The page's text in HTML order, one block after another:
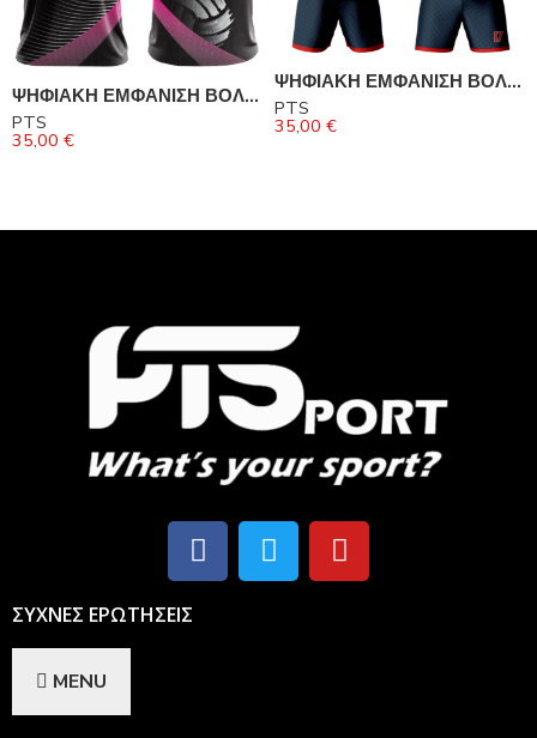
ΨΗΦΙΑΚΗ ΕΜΦΑΝΙΣΗ ΒΟΛΛΕΥ
PTS
35,00 €
ΨΗΦΙΑΚΗ ΕΜΦΑΝΙΣΗ ΒΟΛΛΕΥ
PTS
35,00 €
ΣΥΧΝΕΣ ΕΡΩΤΗΣΕΙΣ
MENU